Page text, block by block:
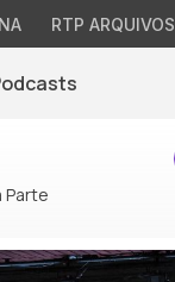
RTP ARQUIVOS
Parte